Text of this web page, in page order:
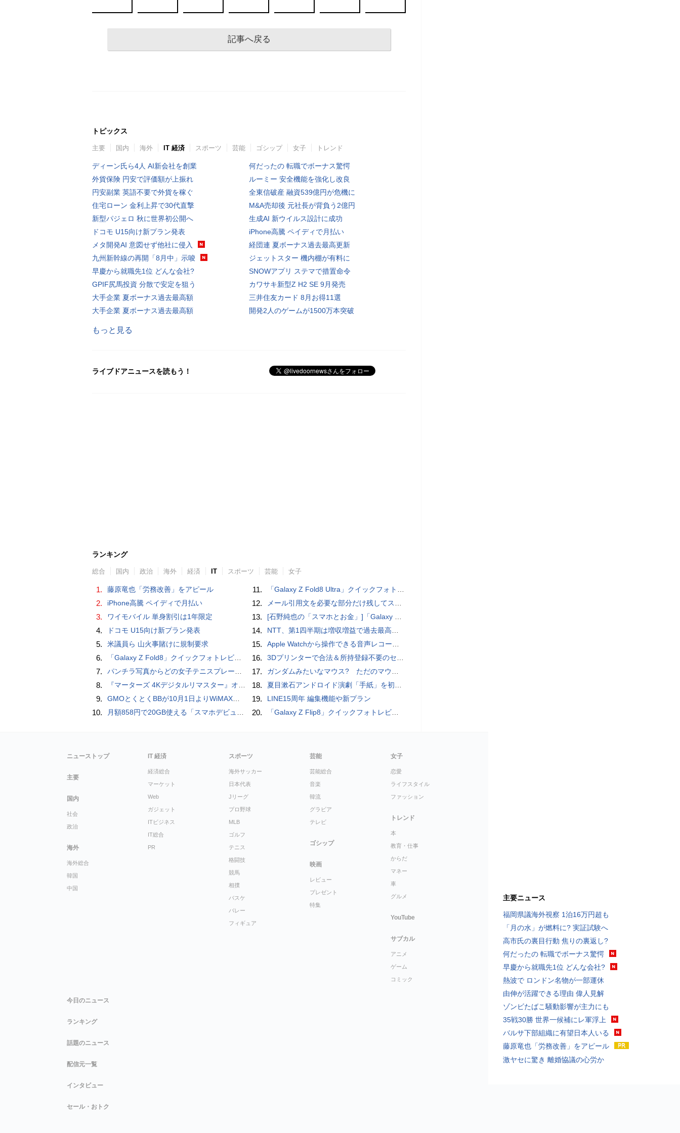
記事へ戻る
トピックス
主要 国内 海外 IT 経済 スポーツ 芸能 ゴシップ 女子 トレンド
ディーン氏ら4人 AI新会社を創業
外貨保険 円安で評価額が上振れ
円安副業 英語不要で外貨を稼ぐ
住宅ローン 金利上昇で30代直撃
新型パジェロ 秋に世界初公開へ
ドコモ U15向け新プラン発表
メタ開発AI 意図せず他社に侵入
九州新幹線の再開「8月中」示唆
早慶から就職先1位 どんな会社?
GPIF尻馬投資 分散で安定を狙う
大手企業 夏ボーナス過去最高額
大手企業 夏ボーナス過去最高額
何だったの 転職でボーナス驚愕
ルーミー 安全機能を強化し改良
全東信破産 融資539億円が危機に
M&A売却後 元社長が背負う2億円
生成AI 新ウイルス設計に成功
iPhone高騰 ペイディで月払い
経団連 夏ボーナス過去最高更新
ジェットスター 機内棚が有料に
SNOWアプリ ステマで措置命令
カワサキ新型Z H2 SE 9月発売
三井住友カード 8月お得11選
開発2人のゲームが1500万本突破
もっと見る
ライブドアニュースを読もう！
ランキング
総合 国内 政治 海外 経済 IT スポーツ 芸能 女子
1. 藤原竜也「労務改善」をアピール
2. iPhone高騰 ペイディで月払い
3. ワイモバイル 単身割引は1年限定
4. ドコモ U15向け新プラン発表
5. 米議員ら 山火事賭けに規制要求
6. 「Galaxy Z Fold8」クイックフォトレビュー
7. パンチラ写真からどの女子テニスプレーヤーのものなのか当てるクイズ「Tennis Upskirts」
8. 『マーターズ 4Kデジタルリマスター』オールナイト上映、鬼畜な併映作品が決定 全部観たら“生還証”をプレゼント［ホラー通信］
9. GMOとくとくBBが10月1日よりWiMAXなど月額605円値上げ！全6種の重要変更を徹底解説
10. 月額858円で20GB使える「スマホデビュープラン U15」ドコモが提供、ahamoも割引になる親子割も
11. 「Galaxy Z Fold8 Ultra」クイックフォトレビュー
12. メール引用文を必要な部分だけ残してスッキリ返信するiPhoneメールの便利技：iPhone Tips
13. [石野純也の「スマホとお金」]「Galaxy Z Fold7／Flip7」発表、注目したいソフトバンクの価格攻勢
14. NTT、第1四半期は増収増益で過去最高 IOWNや分散GPUの取り組みを説明
15. ​Apple Watchから操作できる音声レコーダMeta Recorder、録音レベル調整も対応
16. 3Dプリンターで合法＆所持登録不要のセミオートマチック銃を自作、発砲試験にも成功した猛者が登場
17. ガンダムみたいなマウス? ただのマウスとは違うのだよ1944通りの形状に変更できる驚異のマウス
18. 夏目漱石アンドロイド演劇「手紙」を初上演！平田オリザ氏の作・演出、二松学舎大学で
19. LINE15周年 編集機能や新プラン
20. 「Galaxy Z Flip8」クイックフォトレビュー
主要ニュース
福岡県議海外視察 1泊16万円超も
「月の水」が燃料に? 実証試験へ
高市氏の裏目行動 焦りの裏返し?
何だったの 転職でボーナス驚愕
早慶から就職先1位 どんな会社?
熱波で ロンドン名物が一部運休
由伸が活躍できる理由 偉人見解
ゾンビたばこ騒動影響が主力にも
35戦30勝 世界一候補にレ軍浮上
バルサ下部組織に有望日本人いる
藤原竜也「労務改善」をアピール
激ヤセに驚き 離婚協議の心労か
ニューストップ
主要
国内
社会
政治
海外
海外総合
韓国
中国
IT 経済
経済総合
マーケット
Web
ガジェット
ITビジネス
IT総合
PR
スポーツ
海外サッカー
日本代表
Jリーグ
プロ野球
MLB
ゴルフ
テニス
格闘技
競馬
相撲
バスケ
バレー
フィギュア
芸能
芸能総合
音楽
韓流
グラビア
テレビ
ゴシップ
映画
レビュー
プレゼント
特集
女子
恋愛
ライフスタイル
ファッション
トレンド
本
教育・仕事
からだ
マネー
車
グルメ
YouTube
サブカル
アニメ
ゲーム
コミック
今日のニュース
ランキング
話題のニュース
配信元一覧
インタビュー
セール・おトク